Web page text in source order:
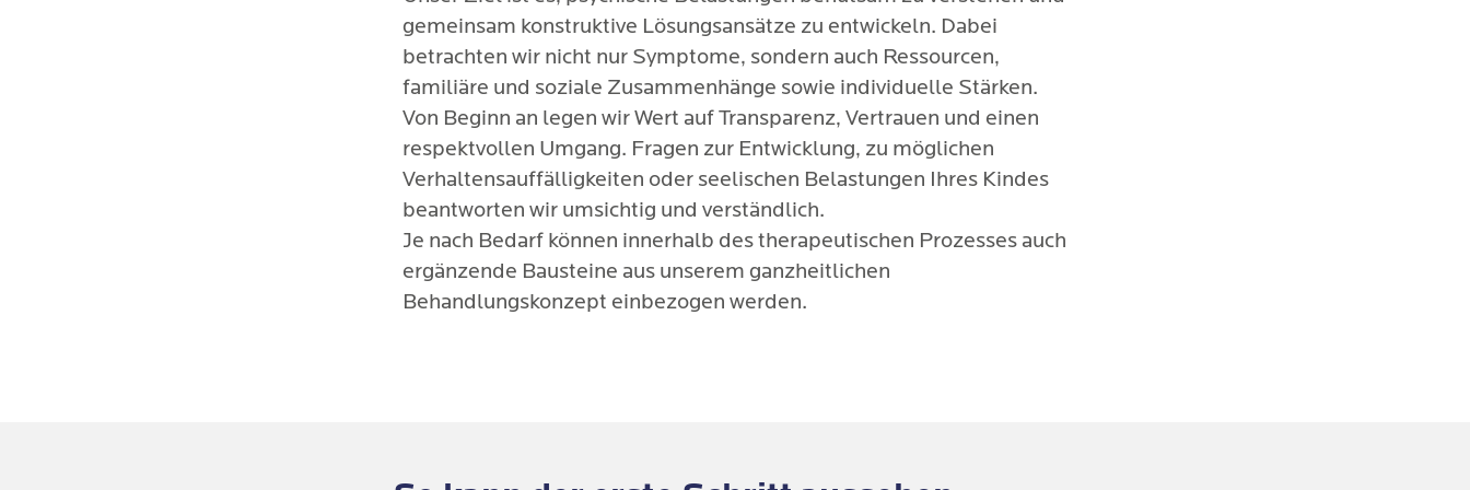
gemeinsam konstruktive Lösungsansätze zu entwickeln. Dabei
betrachten wir nicht nur Symptome, sondern auch Ressourcen,
familiäre und soziale Zusammenhänge sowie individuelle Stärken.
Von Beginn an legen wir Wert auf Transparenz, Vertrauen und einen
respektvollen Umgang. Fragen zur Entwicklung, zu möglichen
Verhaltensauffälligkeiten oder seelischen Belastungen Ihres Kindes
beantworten wir umsichtig und verständlich.
Je nach Bedarf können innerhalb des therapeutischen Prozesses auch
ergänzende Bausteine aus unserem ganzheitlichen
Behandlungskonzept einbezogen werden.